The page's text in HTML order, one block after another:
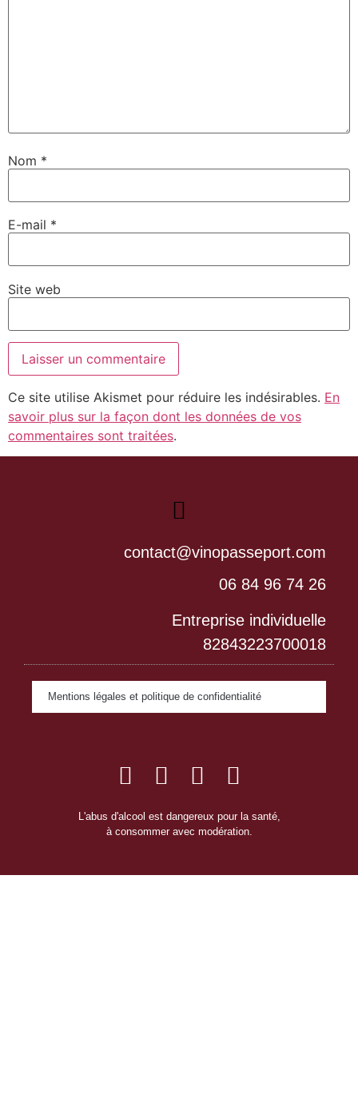
Nom *
E-mail *
Site web
Ce site utilise Akismet pour réduire les indésirables. En
savoir plus sur la façon dont les données de vos
commentaires sont traitées.
contact@vinopasseport.com
06 84 96 74 26
Entreprise individuelle
82843223700018
Mentions légales et politique de confidentialité
L'abus d'alcool est dangereux pour la santé,
à consommer avec modération.